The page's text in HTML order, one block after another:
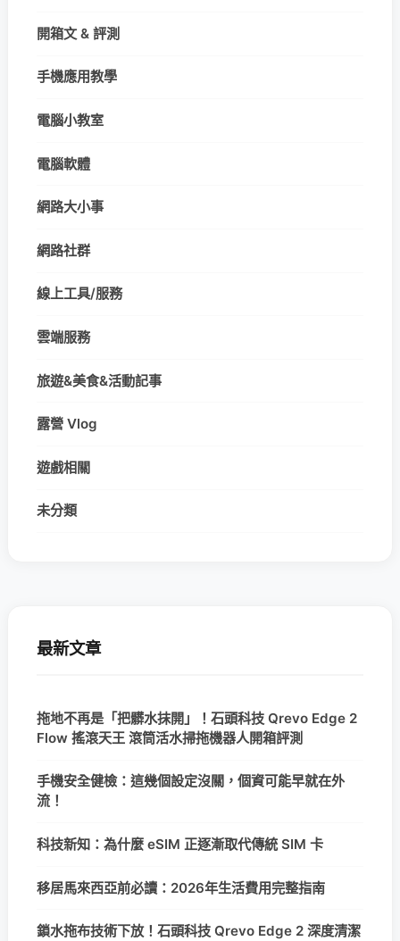
開箱文 & 評測
手機應用教學
電腦小教室
電腦軟體
網路大小事
網路社群
線上工具/服務
雲端服務
旅遊&美食&活動記事
露營 Vlog
遊戲相關
未分類
最新文章
拖地不再是「把髒水抹開」！石頭科技 Qrevo Edge 2
Flow 搖滾天王 滾筒活水掃拖機器人開箱評測
手機安全健檢：這幾個設定沒關，個資可能早就在外
流！
科技新知：為什麼 eSIM 正逐漸取代傳統 SIM 卡
移居馬來西亞前必讀：2026年生活費用完整指南
鎖水拖布技術下放！石頭科技 Qrevo Edge 2 深度清潔